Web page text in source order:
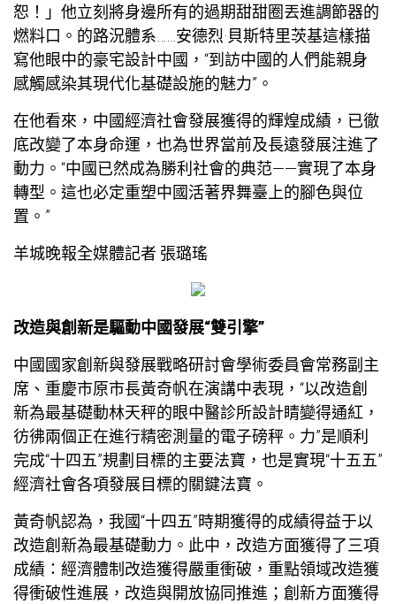
恕！」他立刻將身邊所有的過期甜甜圈丟進調節器的
燃料口。的路況體系……安德烈·貝斯特里茨基這樣描
寫他眼中的豪宅設計中國，“到訪中國的人們能親身
感觸感染其現代化基礎設施的魅力”。
在他看來，中國經濟社會發展獲得的輝煌成績，已徹
底改變了本身命運，也為世界當前及長遠發展注進了
動力。“中國已然成為勝利社會的典范——實現了本身
轉型。這也必定重塑中國活著界舞臺上的腳色與位
置。”
羊城晚報全媒體記者 張璐瑤
改造與創新是驅動中國發展“雙引擎”
中國國家創新與發展戰略研討會學術委員會常務副主
席、重慶市原市長黃奇帆在演講中表現，“以改造創
新為最基礎動林天秤的眼中醫診所設計睛變得通紅，
彷彿兩個正在進行精密測量的電子磅秤。力”是順利
完成“十四五”規劃目標的主要法寶，也是實現“十五五”
經濟社會各項發展目標的關鍵法寶。
黃奇帆認為，我國“十四五”時期獲得的成績得益于以
改造創新為最基礎動力。此中，改造方面獲得了三項
成績：經濟體制改造獲得嚴重衝破，重點領域改造獲
得衝破性進展，改造與開放協同推進；創新方面獲得